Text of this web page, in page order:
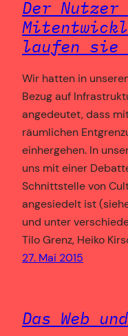
Der
laufen sie
Wir hatten in
Bezug auf
angedeutet, dass
räumlichen
einhergehen. In
uns mit einer
Schnittstelle von
angesiedelt ist
und unter
Tilo Grenz, Heiko
27. Mai 2015
Das Web